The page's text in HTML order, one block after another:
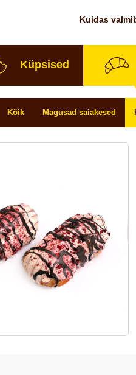
Kuidas
Küpsised
Kõik Magusad saiakesed